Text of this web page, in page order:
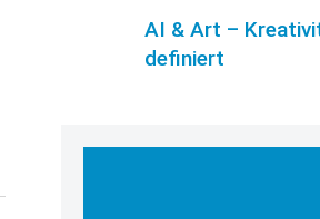
AI & Art –
definiert